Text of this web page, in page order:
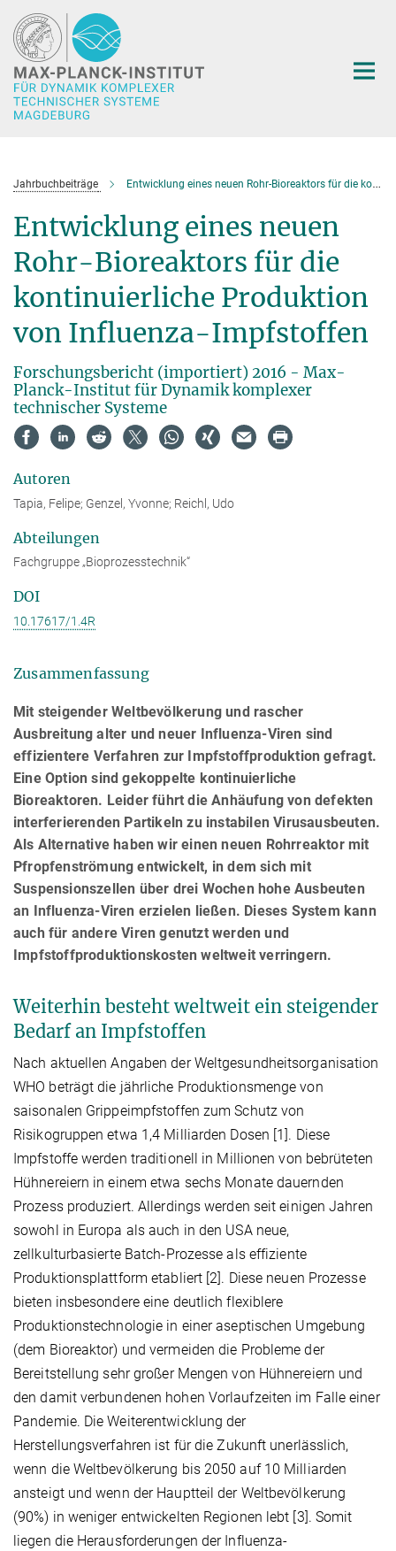
Hauptinhalt
Jahrbuchbeiträge Entwicklung eines neuen Rohr-Bioreaktors für die kontinuierliche Produktion von Influenza-Impfstoffen
Entwicklung eines neuen
Rohr-Bioreaktors für die
kontinuierliche Produktion
von Influenza-Impfstoffen
Forschungsbericht (importiert) 2016 - Max-
Planck-Institut für Dynamik komplexer
technischer Systeme
Autoren
Tapia, Felipe; Genzel, Yvonne; Reichl, Udo
Abteilungen
Fachgruppe „Bioprozesstechnik“
DOI
10.17617/1.4R
Zusammenfassung
Mit steigender Weltbevölkerung und rascher
Ausbreitung alter und neuer Influenza-Viren sind
effizientere Verfahren zur Impfstoffproduktion gefragt.
Eine Option sind gekoppelte kontinuierliche
Bioreaktoren. Leider führt die Anhäufung von defekten
interferierenden Partikeln zu instabilen Virusausbeuten.
Als Alternative haben wir einen neuen Rohrreaktor mit
Pfropfenströmung entwickelt, in dem sich mit
Suspensionszellen über drei Wochen hohe Ausbeuten
an Influenza-Viren erzielen ließen. Dieses System kann
auch für andere Viren genutzt werden und
Impfstoffproduktionskosten weltweit verringern.
Weiterhin besteht weltweit ein steigender
Bedarf an Impfstoffen
Nach aktuellen Angaben der Weltgesundheitsorganisation
WHO beträgt die jährliche Produktionsmenge von
saisonalen Grippeimpfstoffen zum Schutz von
Risikogruppen etwa 1,4 Milliarden Dosen [1]. Diese
Impfstoffe werden traditionell in Millionen von bebrüteten
Hühnereiern in einem etwa sechs Monate dauernden
Prozess produziert. Allerdings werden seit einigen Jahren
sowohl in Europa als auch in den USA neue,
zellkulturbasierte Batch-Prozesse als effiziente
Produktionsplattform etabliert [2]. Diese neuen Prozesse
bieten insbesondere eine deutlich flexiblere
Produktionstechnologie in einer aseptischen Umgebung
(dem Bioreaktor) und vermeiden die Probleme der
Bereitstellung sehr großer Mengen von Hühnereiern und
den damit verbundenen hohen Vorlaufzeiten im Falle einer
Pandemie. Die Weiterentwicklung der
Herstellungsverfahren ist für die Zukunft unerlässlich,
wenn die Weltbevölkerung bis 2050 auf 10 Milliarden
ansteigt und wenn der Hauptteil der Weltbevölkerung
(90%) in weniger entwickelten Regionen lebt [3]. Somit
liegen die Herausforderungen der Influenza-